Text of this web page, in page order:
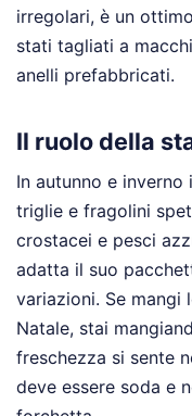
irregolari, è un
stati tagliati a
anelli prefabbricati.
Il ruolo della
In autunno e
triglie e fragolini
crostacei e pesci
adatta il suo
variazioni. Se mangi
Natale, stai
freschezza si sente
deve essere soda e